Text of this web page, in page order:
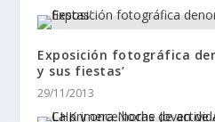
Exposición fotográfica
y sus fiestas’
29/11/2013